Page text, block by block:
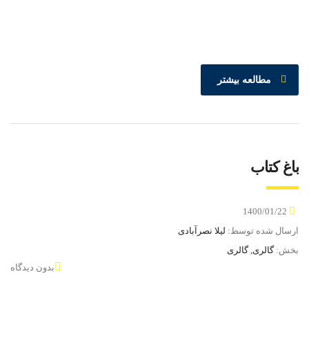
مطالعه بیشتر
باغ کتاب
ارسال شده توسط: لیلا نصرآبادی
بخش:گالری, گالری
بدون دیدگاه